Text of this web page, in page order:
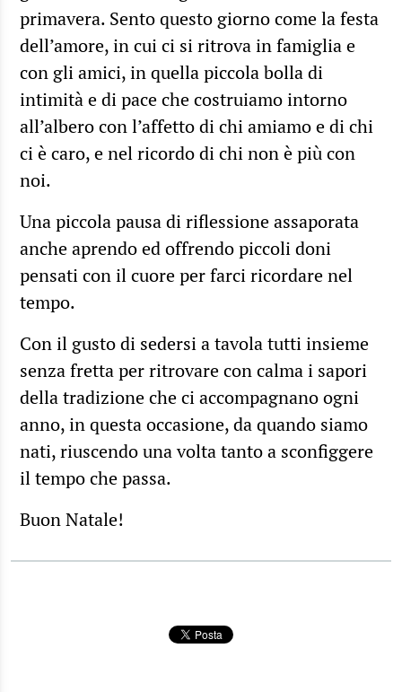
primavera. Sento questo giorno come la festa
dell’amore, in cui ci si ritrova in famiglia e
con gli amici, in quella piccola bolla di
intimità e di pace che costruiamo intorno
all’albero con l’affetto di chi amiamo e di chi
ci è caro, e nel ricordo di chi non è più con
noi.
Una piccola pausa di riflessione assaporata
anche aprendo ed offrendo piccoli doni
pensati con il cuore per farci ricordare nel
tempo.
Con il gusto di sedersi a tavola tutti insieme
senza fretta per ritrovare con calma i sapori
della tradizione che ci accompagnano ogni
anno, in questa occasione, da quando siamo
nati, riuscendo una volta tanto a sconfiggere
il tempo che passa.
Buon Natale!